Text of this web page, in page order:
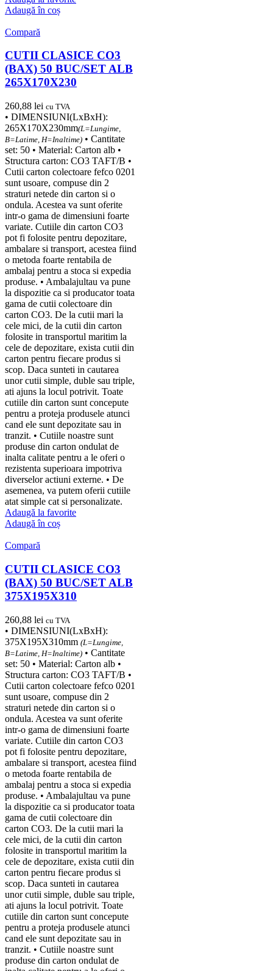
Adaugă în coș
Compară
CUTII CLASICE CO3
(BAX) 50 BUC/SET ALB
265X170X230
260,88 lei cu TVA
• DIMENSIUNI(LxBxH):
265X170X230mm(L=Lungime,
B=Latime, H=Inaltime) • Cantitate
set: 50 • Material: Carton alb •
Structura carton: CO3 TAFT/B •
Cutii carton colectoare fefco 0201
sunt usoare, compuse din 2
straturi netede din carton si o
ondula. Acestea va sunt oferite
intr-o gama de dimensiuni foarte
variate. Cutiile din carton CO3
pot fi folosite pentru depozitare,
ambalare si transport, acestea fiind
o metoda foarte rentabila de
ambalaj pentru a stoca si expedia
produse. • Ambalajultau va pune
la dispozitie ca si producator toata
gama de cutii colectoare din
carton CO3. De la cutii mari la
cele mici, de la cutii din carton
folosite in transportul maritim la
cele de depozitare, exista cutii din
carton pentru fiecare produs si
scop. Daca sunteti in cautarea
unor cutii simple, duble sau triple,
ati ajuns la locul potrivit. Toate
cutiile din carton sunt concepute
pentru a proteja produsele atunci
cand ele sunt depozitate sau in
tranzit. • Cutiile noastre sunt
produse din carton ondulat de
inalta calitate pentru a le oferi o
rezistenta superioara impotriva
diverselor actiuni externe. • De
asemenea, va putem oferii cutiile
atat simple cat si personalizate.
Adaugă la favorite
Adaugă în coș
Compară
CUTII CLASICE CO3
(BAX) 50 BUC/SET ALB
375X195X310
260,88 lei cu TVA
• DIMENSIUNI(LxBxH):
375X195X310mm (L=Lungime,
B=Latime, H=Inaltime) • Cantitate
set: 50 • Material: Carton alb •
Structura carton: CO3 TAFT/B •
Cutii carton colectoare fefco 0201
sunt usoare, compuse din 2
straturi netede din carton si o
ondula. Acestea va sunt oferite
intr-o gama de dimensiuni foarte
variate. Cutiile din carton CO3
pot fi folosite pentru depozitare,
ambalare si transport, acestea fiind
o metoda foarte rentabila de
ambalaj pentru a stoca si expedia
produse. • Ambalajultau va pune
la dispozitie ca si producator toata
gama de cutii colectoare din
carton CO3. De la cutii mari la
cele mici, de la cutii din carton
folosite in transportul maritim la
cele de depozitare, exista cutii din
carton pentru fiecare produs si
scop. Daca sunteti in cautarea
unor cutii simple, duble sau triple,
ati ajuns la locul potrivit. Toate
cutiile din carton sunt concepute
pentru a proteja produsele atunci
cand ele sunt depozitate sau in
tranzit. • Cutiile noastre sunt
produse din carton ondulat de